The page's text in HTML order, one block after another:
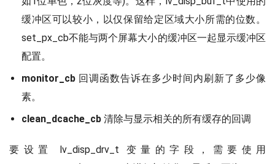
缓冲区可以较小，以仅保留给定区域大小所需的位数。
set_px_cb不能与两个屏幕大小的缓冲区一起显示缓冲区
配置。
monitor_cb 回调函数告诉在多少时间内刷新了多少像
素。
clean_dcache_cb 清除与显示相关的所有缓存的回调
要设置 lv_disp_drv_t 变量的字段，需要使用